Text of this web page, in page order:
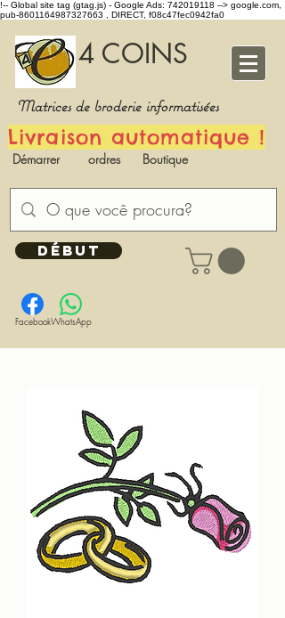
!-- Global site tag (gtag.js) - Google Ads: 742019118 --> google.com,
pub-8601164987327663 , DIRECT, f08c47fec0942fa0
4 COINS
Matrices de broderie informatisées
Livraison automatique !
Démarrer ordres Boutique
DÉBUT
FacebookWhatsApp